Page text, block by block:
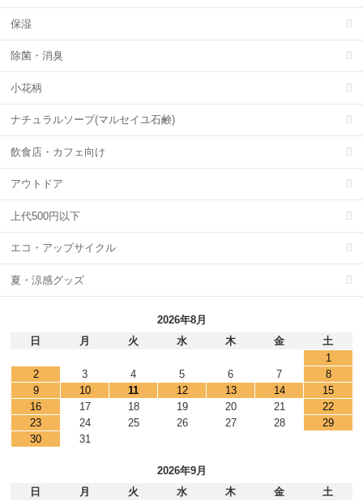
保湿
除菌・消臭
小花柄
ナチュラルソープ(マルセイユ石鹸)
飲食店・カフェ向け
アウトドア
上代500円以下
エコ・アップサイクル
夏・涼感グッズ
2026年8月
日
月 火 水 木 金
土
1
2
3 4 5 6 7
8
9
10 11 12 13 14
15
16
17 18 19 20 21
22
23
24 25 26 27 28
29
30
31
2026年9月
日
月 火 水 木 金
土